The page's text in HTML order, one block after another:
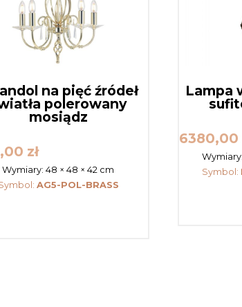
na pięć źródeł
polerowany
mosiądz
zł
Wymiary:48 × 48 × 42 cm
AG5-POL-BRASS
Lampa
6380,00
Symbol: